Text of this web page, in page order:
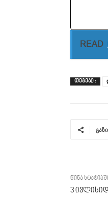
READ
ᲗᲔᲒᲔᲑᲘ :
წინა
3